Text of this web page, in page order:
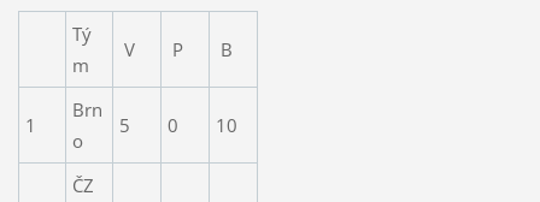
Tý
m
V P B
1
Brn
o
5 0 10
ČZ